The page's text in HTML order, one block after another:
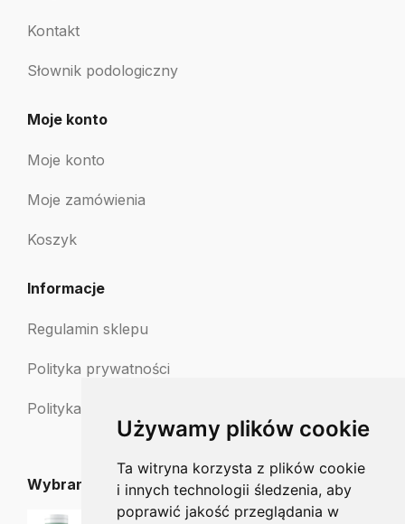
Używamy plików cookie
Ta witryna korzysta z plików cookie
i innych technologii śledzenia, aby
poprawić jakość przeglądania w
Kontakt
Słownik podologiczny
Moje konto
Moje konto
Moje zamówienia
Koszyk
Informacje
Regulamin sklepu
Polityka prywatności
Polityka zwrotów
Wybrane dla Ciebie
PHARM FOOT HERBAL sól 500g